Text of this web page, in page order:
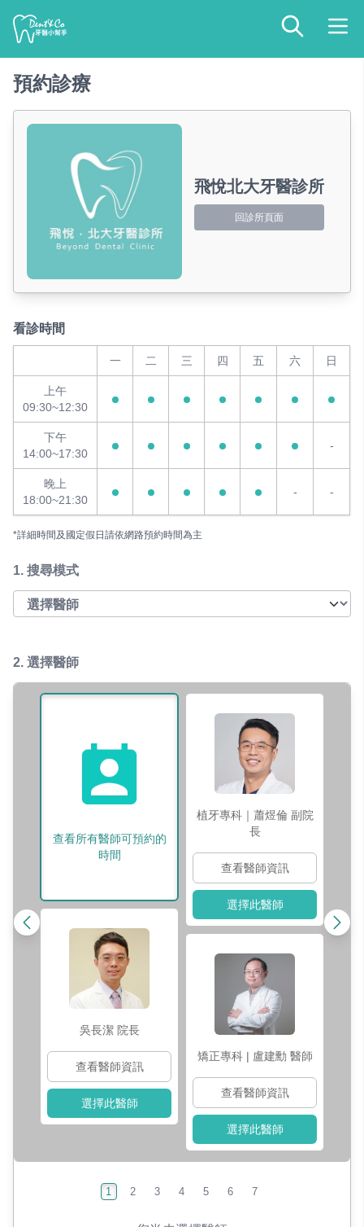
預約診療
飛悅北大牙醫診所
回診所頁面
看診時間
一 二 三 四 五 六 日
上午
09:30~12:30
下午
14:00~17:30
-
晚上
18:00~21:30
- -
*詳細時間及國定假日請依網路預約時間為主
1. 搜尋模式
2. 選擇醫師
查看所有醫師可預約的
時間
吳長潔 院長
查看醫師資訊
選擇此醫師
植牙專科｜蕭煜倫 副院
長
查看醫師資訊
選擇此醫師
矯正專科 | 盧建勳 醫師
查看醫師資訊
選擇此醫師
1 2 3 4 5 6 7